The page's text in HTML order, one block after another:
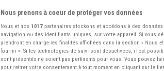
Nous prenons à coeur de protéger vos données
Nous et nos 1017 partenaires stockons et accédons à des
navigation ou des identifiants uniques, sur votre appareil. Si vous
prendront en charge les finalités affichées dans la section « Nous
fournir ». Si les technologies de suivi sont désactivées, il est
sont présentés ne soient pas pertinents pour vous. Vous pouvez
pour retirer votre consentement à tout moment en cliquant sur le